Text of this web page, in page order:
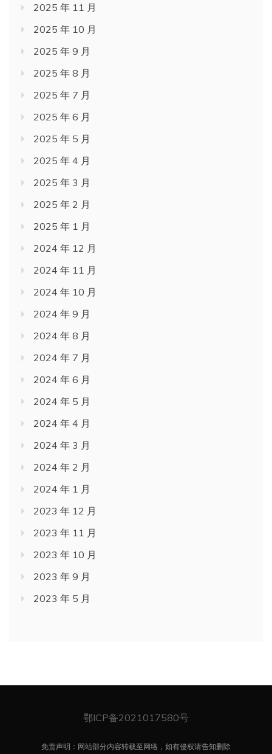
2025 年 11 月
2025 年 10 月
2025 年 9 月
2025 年 8 月
2025 年 7 月
2025 年 6 月
2025 年 5 月
2025 年 4 月
2025 年 3 月
2025 年 2 月
2025 年 1 月
2024 年 12 月
2024 年 11 月
2024 年 10 月
2024 年 9 月
2024 年 8 月
2024 年 7 月
2024 年 6 月
2024 年 5 月
2024 年 4 月
2024 年 3 月
2024 年 2 月
2024 年 1 月
2023 年 12 月
2023 年 11 月
2023 年 10 月
2023 年 9 月
2023 年 5 月
鄂ICP备2021017580号
免责声明：网站部分内容转载至网络，如有侵权请告知删除